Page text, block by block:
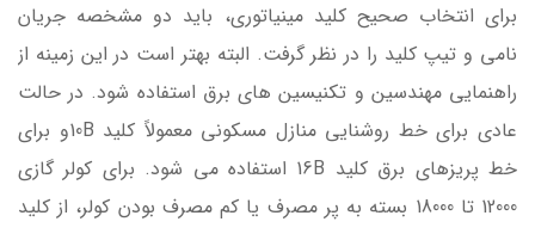
برای انتخاب صحیح کلید مینیاتوری، باید دو مشخصه جریان
نامی و تیپ کلید را در نظر گرفت. البته بهتر است در این زمینه از
راهنمایی مهندسین و تکنیسین های برق استفاده شود. در حالت
عادی برای خط روشنایی منازل مسکونی معمولاً کلید 10Bو برای
خط پریزهای برق کلید 16B استفاده می شود. برای کولر گازی
12000 تا 18000 بسته به پر مصرف یا کم مصرف بودن کولر، از کلید